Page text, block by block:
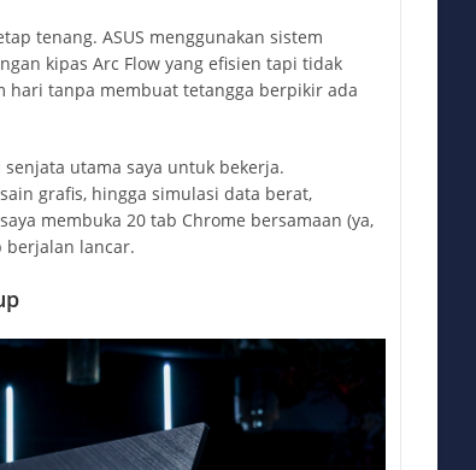
tenang. ASUS menggunakan sistem
kipas Arc Flow yang efisien tapi tidak
hari tanpa membuat tetangga berpikir ada
utama saya untuk bekerja.
grafis, hingga simulasi data berat,
membuka 20 tab Chrome bersamaan (ya,
berjalan lancar.